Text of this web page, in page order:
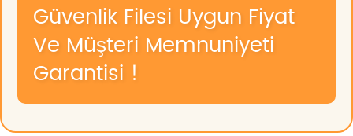
Güvenlik Filesi Uygun Fiyat
Ve Müşteri Memnuniyeti
Garantisi !